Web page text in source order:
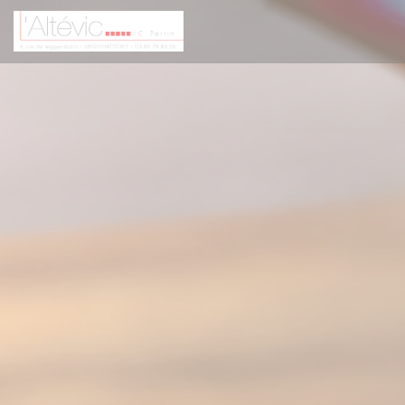
Personalizing your cookie choices